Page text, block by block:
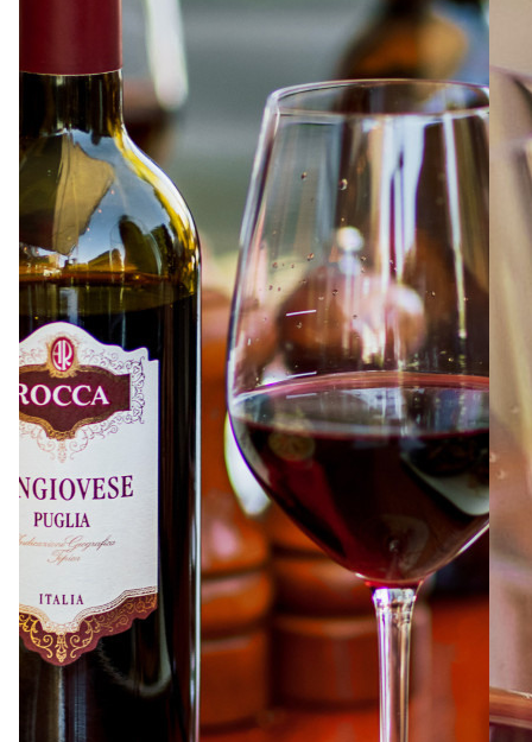
À PROPOS EMPLOIS EN ÉPICERIE BOUTIQUE
TRAITEUR ÉVÉNEMENTIEL NOUS JOINDRE
DONNER VOTRE OPINION